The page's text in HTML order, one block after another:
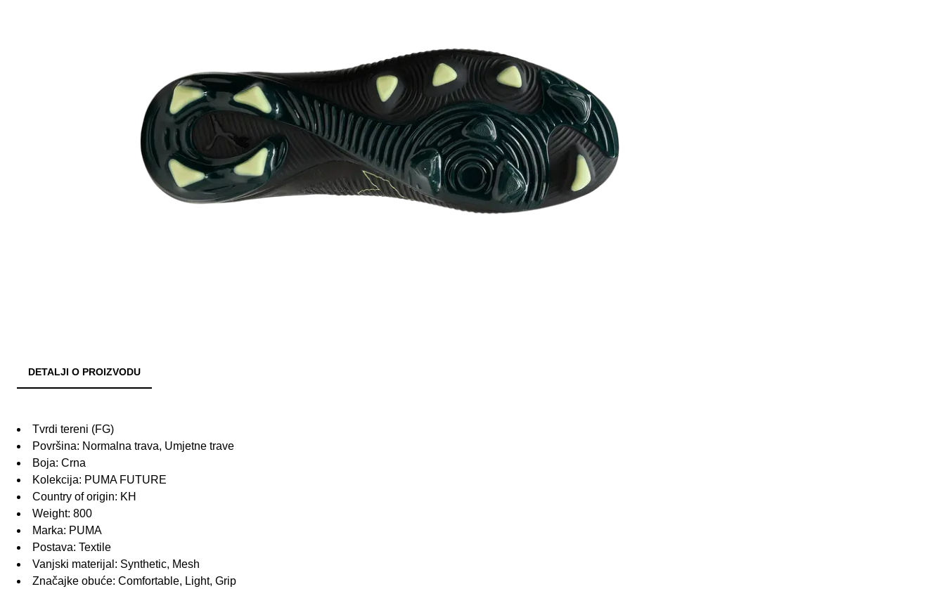
DETALJI O PROIZVODU
Tvrdi tereni (FG)
Površina: Normalna trava, Umjetne trave
Boja: Crna
Kolekcija: PUMA FUTURE
Country of origin: KH
Weight: 800
Marka: PUMA
Postava: Textile
Vanjski materijal: Synthetic, Mesh
Značajke obuće: Comfortable, Light, Grip